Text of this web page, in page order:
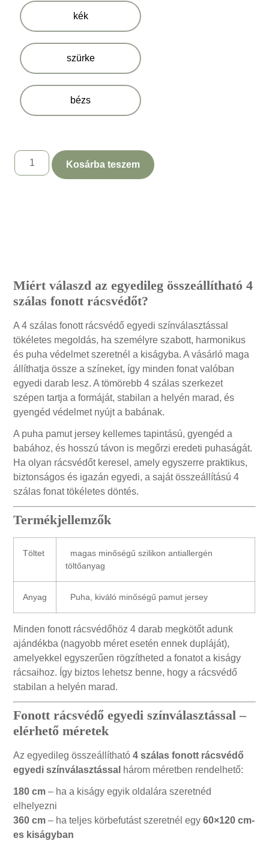
kék
szürke
bézs
Kosárba teszem
Miért válaszd az egyedileg összeállítható 4
szálas fonott rácsvédőt?
A 4 szálas fonott rácsvédő egyedi színválasztással
tökéletes megoldás, ha személyre szabott, harmonikus
és puha védelmet szeretnél a kiságyba. A vásárló maga
állíthatja össze a színeket, így minden fonat valóban
egyedi darab lesz. A tömörebb 4 szálas szerkezet
szépen tartja a formáját, stabilan a helyén marad, és
gyengéd védelmet nyújt a babának.
A puha pamut jersey kellemes tapintású, gyengéd a
babához, és hosszú távon is megőrzi eredeti puhaságát.
Ha olyan rácsvédőt keresel, amely egyszerre praktikus,
biztonságos és igazán egyedi, a saját összeállítású 4
szálas fonat tökéletes döntés.
Termékjellemzők
Töltet
magas minőségű szilikon antiallergén
töltőanyag
Anyag Puha, kiváló minőségű pamut jersey
Minden fonott rácsvédőhöz 4 darab megkötőt adunk
ajándékba (nagyobb méret esetén ennek dupláját),
amelyekkel egyszerűen rögzítheted a fonatot a kiságy
rácsaihoz. Így biztos lehetsz benne, hogy a rácsvédő
stabilan a helyén marad.
Fonott rácsvédő egyedi színválasztással –
elérhető méretek
Az egyedileg összeállítható4 szálas fonott rácsvédő
egyedi színválasztással három méretben rendelhető:
180 cm – ha a kiságy egyik oldalára szeretnéd
elhelyezni
360 cm – ha teljes körbefutást szeretnél egy60×120 cm-
es kiságyban